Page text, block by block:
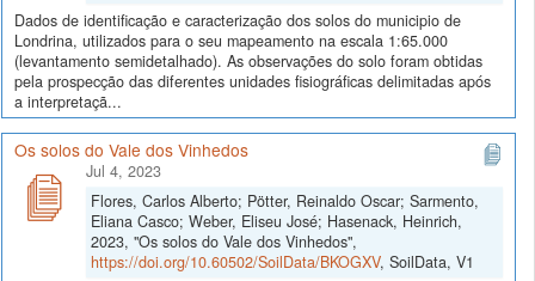
Dados de identificação e caracterização dos solos do municipio de
Londrina, utilizados para o seu mapeamento na escala 1:65.000
(levantamento semidetalhado). As observações do solo foram obtidas
pela prospecção das diferentes unidades fisiográficas delimitadas após
a interpretaçã...
Os solos do Vale dos Vinhedos
Jul 4, 2023
Flores, Carlos Alberto; Pötter, Reinaldo Oscar; Sarmento,
Eliana Casco; Weber, Eliseu José; Hasenack, Heinrich,
2023, "Os solos do Vale dos Vinhedos",
https://doi.org/10.60502/SoilData/BKOGXV, SoilData, V1